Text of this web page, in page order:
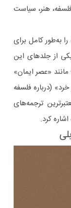
هنر، سیاست
به‌طور کامل برای
از جلدهای این
«عصر ایمان»
(درباره فلسفه
ترجمه‌های
کرد.